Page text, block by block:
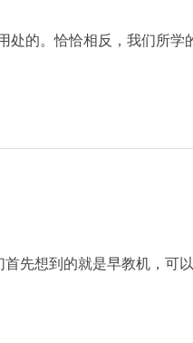
处的。恰恰相反，我们所学
先想到的就是早教机，可以